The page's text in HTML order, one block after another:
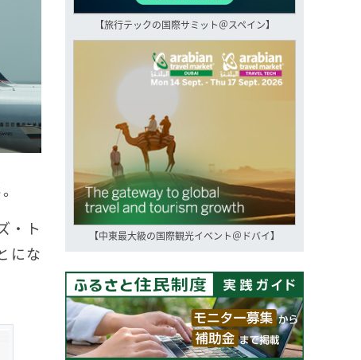
・ト
にな
【旅行テックの国際サミット＠スペイン】
【中東最大級の国際観光イベント＠ドバイ】